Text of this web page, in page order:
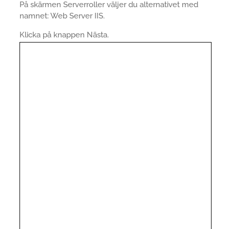
På skärmen Serverroller väljer du alternativet med
namnet: Web Server IIS.
Klicka på knappen Nästa.